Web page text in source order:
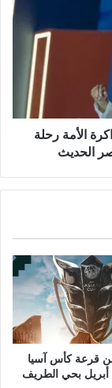
الأمة رحلة
الحديث
قرعة كأس آسيا
2027 في 11 أبريل بحي الطريف